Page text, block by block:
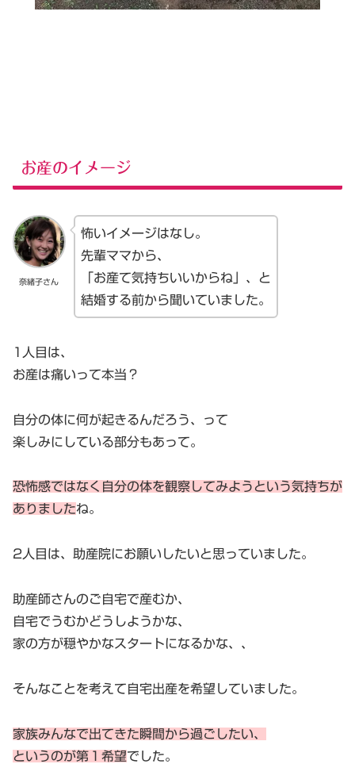
お産のイメージ
奈緒子さん
怖いイメージはなし。
先輩ママから、
「お産て気持ちいいからね」、と
結婚する前から聞いていました。
1人目は、
お産は痛いって本当？
自分の体に何が起きるんだろう、って
楽しみにしている部分もあって。
恐怖感ではなく自分の体を観察してみようという気持ちが
ありましたね。
2人目は、助産院にお願いしたいと思っていました。
助産師さんのご自宅で産むか、
自宅でうむかどうしようかな、
家の方が穏やかなスタートになるかな、、
そんなことを考えて自宅出産を希望していました。
家族みんなで出てきた瞬間から過ごしたい、
というのが第１希望でした。